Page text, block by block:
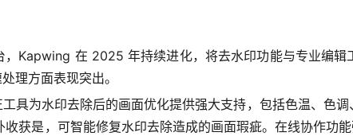
Kapwing 在 2025 年持续进化，将去水印功能与专业编
理方面表现突出。
具为水印去除后的画面优化提供强大支持，包括色温、色
获是，可智能修复水印去除造成的画面瑕疵。在线协作功